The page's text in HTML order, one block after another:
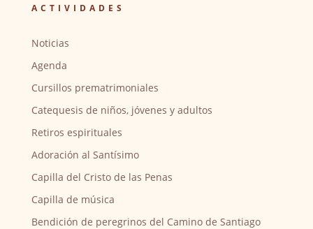
ACTIVIDADES
Noticias
Agenda
Cursillos prematrimoniales
Catequesis de niños, jóvenes y adultos
Retiros espirituales
Adoración al Santísimo
Capilla del Cristo de las Penas
Capilla de música
Bendición de peregrinos del Camino de Santiago